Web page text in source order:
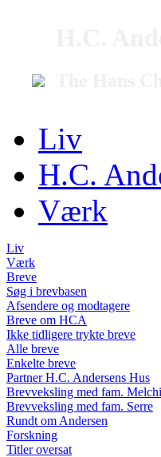
Liv
H.C.
Værk
Liv
Værk
Breve
Søg i brevbasen
Afsendere og modtagere
Breve om HCA
Ikke tidligere trykte breve
Alle breve
Enkelte breve
Partner H.C. Andersens Hus
Brevveksling med fam.
Brevveksling med fam. Serre
Rundt om Andersen
Forskning
Titler oversat